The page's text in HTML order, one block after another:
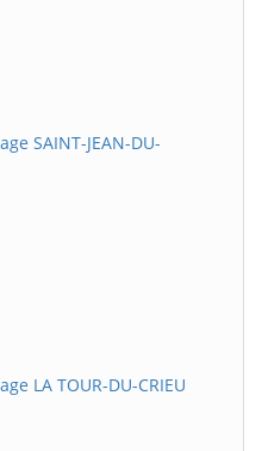
SAINT-JEAN-DU-
LA TOUR-DU-CRIEU